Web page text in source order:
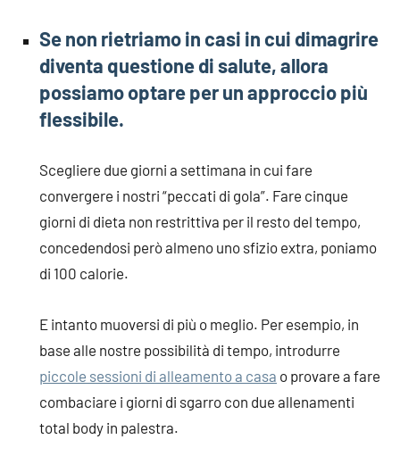
Se non rietriamo in casi in cui dimagrire
diventa questione di salute, allora
possiamo optare per un approccio più
flessibile.
Scegliere due giorni a settimana in cui fare
convergere i nostri “peccati di gola”. Fare cinque
giorni di dieta non restrittiva per il resto del tempo,
concedendosi però almeno uno sfizio extra, poniamo
di 100 calorie.
E intanto muoversi di più o meglio. Per esempio, in
base alle nostre possibilità di tempo, introdurre
piccole sessioni di alleamento a casa o provare a fare
combaciare i giorni di sgarro con due allenamenti
total body in palestra.